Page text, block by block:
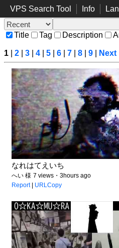
VPS Search Tool Info
Title
Tag Description
1 2 3 4 5 6 7 8 9 Next
なれはてえいち
へい 様 7 views・3hours ago
Report| URLCopy